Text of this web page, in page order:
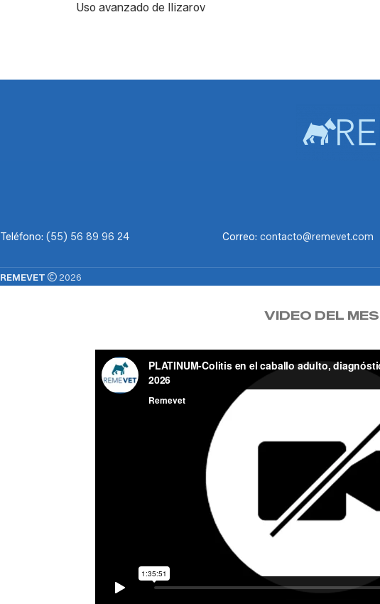
Uso avanzado de Ilizarov
Teléfono: (55) 56 89 96 24 Correo: contacto@remevet.com
REMEVET 2026
VIDEO DEL MES